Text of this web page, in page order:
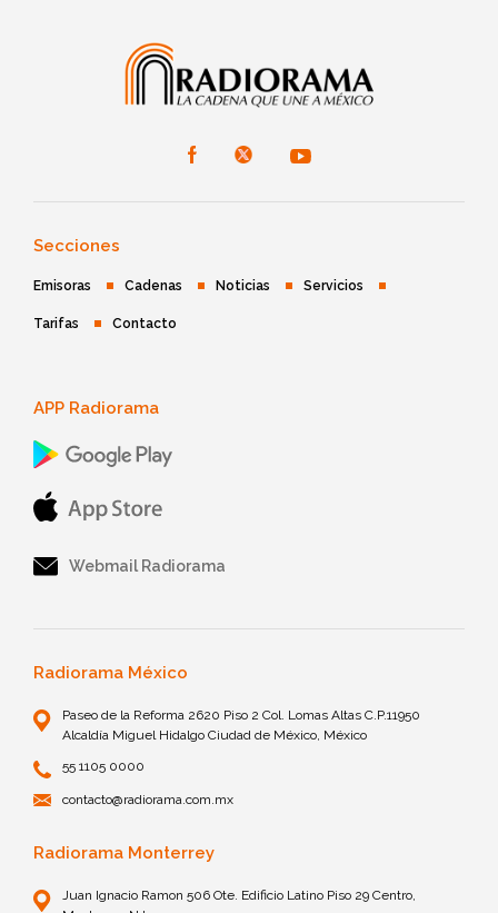
Secciones
Emisoras Cadenas Noticias Servicios
Tarifas Contacto
APP Radiorama
Webmail Radiorama
Radiorama México
Paseo de la Reforma 2620 Piso 2 Col. Lomas Altas C.P.11950
Alcaldía Miguel Hidalgo Ciudad de México, México
55 1105 0000
contacto@radiorama.com.mx
Radiorama Monterrey
Juan Ignacio Ramon 506 Ote. Edificio Latino Piso 29 Centro,